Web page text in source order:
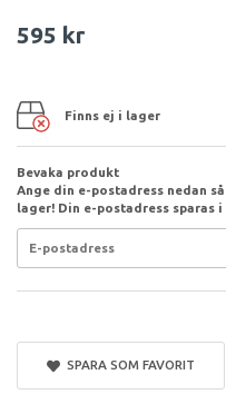
595 kr
Finns ej i lager
Bevaka produkt
Ange din e-postadress nedan
lager! Din e-postadress sparas
SPARA SOM FAVORIT